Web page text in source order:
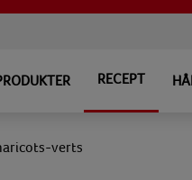
RECEPT
verts